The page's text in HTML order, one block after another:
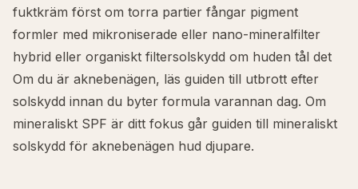
fuktkräm först om torra partier fångar pigment
formler med mikroniserade eller nano-mineralfilter
hybrid eller organiskt filtersolskydd om huden tål det
Om du är aknebenägen, läs guiden till utbrott efter
solskydd innan du byter formula varannan dag. Om
mineraliskt SPF är ditt fokus går guiden till mineraliskt
solskydd för aknebenägen hud djupare.